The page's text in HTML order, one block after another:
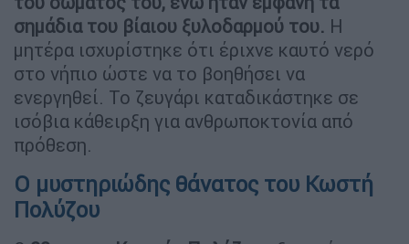
σημάδια του βίαιου ξυλοδαρμού του. Η
μητέρα ισχυρίστηκε ότι έριχνε καυτό νερό
στο νήπιο ώστε να το βοηθήσει να
ενεργηθεί. Το ζευγάρι καταδικάστηκε σε
ισόβια κάθειρξη για ανθρωποκτονία από
πρόθεση.
Ο μυστηριώδης θάνατος του Κωστή
Πολύζου